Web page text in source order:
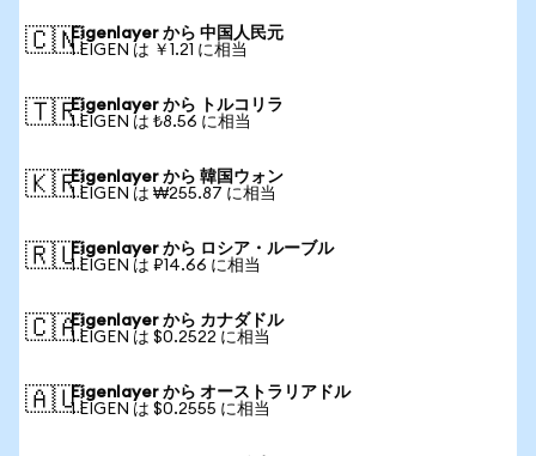
🇨🇳Eigenlayer から 中国人民元
1 EIGEN は ￥1.21 に相当
🇹🇷Eigenlayer から トルコリラ
1 EIGEN は ₺8.56 に相当
🇰🇷Eigenlayer から 韓国ウォン
1 EIGEN は ₩255.87 に相当
🇷🇺Eigenlayer から ロシア・ルーブル
1 EIGEN は ₽14.66 に相当
🇨🇦Eigenlayer から カナダドル
1 EIGEN は $0.2522 に相当
🇦🇺Eigenlayer から オーストラリアドル
1 EIGEN は $0.2555 に相当